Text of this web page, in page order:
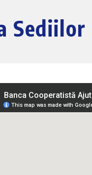
Sediilor